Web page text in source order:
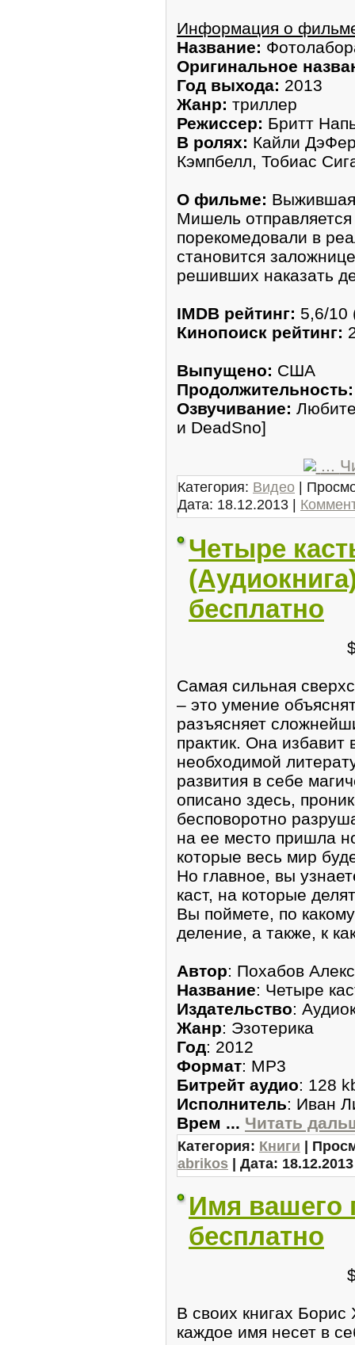
Информация о
Название:
Оригинальное
Год выхода: 2013
Жанр: триллер
Режиссер: Бритт
В ролях: Кайли
Кэмпбелл, Тобиас
О фильме: Выжившая
Мишель
порекомедовали в
становится
решивших наказать
IMDB рейтинг: 5,6/10
Кинопоиск рейтинг:
Выпущено: США
Продолжительность:
Озвучивание:
и DeadSno]
...
Категория: Видео |
Дата: 18.12.2013 |
Четыре
бесплатно
Самая сильная
– это умение
разъясняет
практик. Она избавит
необходимой
развития в себе
описано здесь,
бесповоротно
на ее место пришла
которые весь мир
Но главное, вы
каст, на которые
Вы поймете, по
деление, а также, к
Автор: Похабов
Название: Четыре
Издательство:
Жанр: Эзотерика
Год: 2012
Формат: MP3
Битрейт аудио: 128
Исполнитель: Иван
Врем ... Читать
Категория: Книги |
abrikos | Дата: 18.12.2013
Имя вашего
бесплатно
В своих книгах Борис
каждое имя несет в